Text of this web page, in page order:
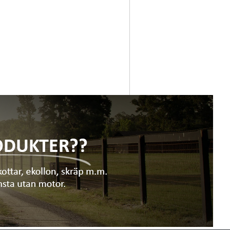
användning under sprayningen